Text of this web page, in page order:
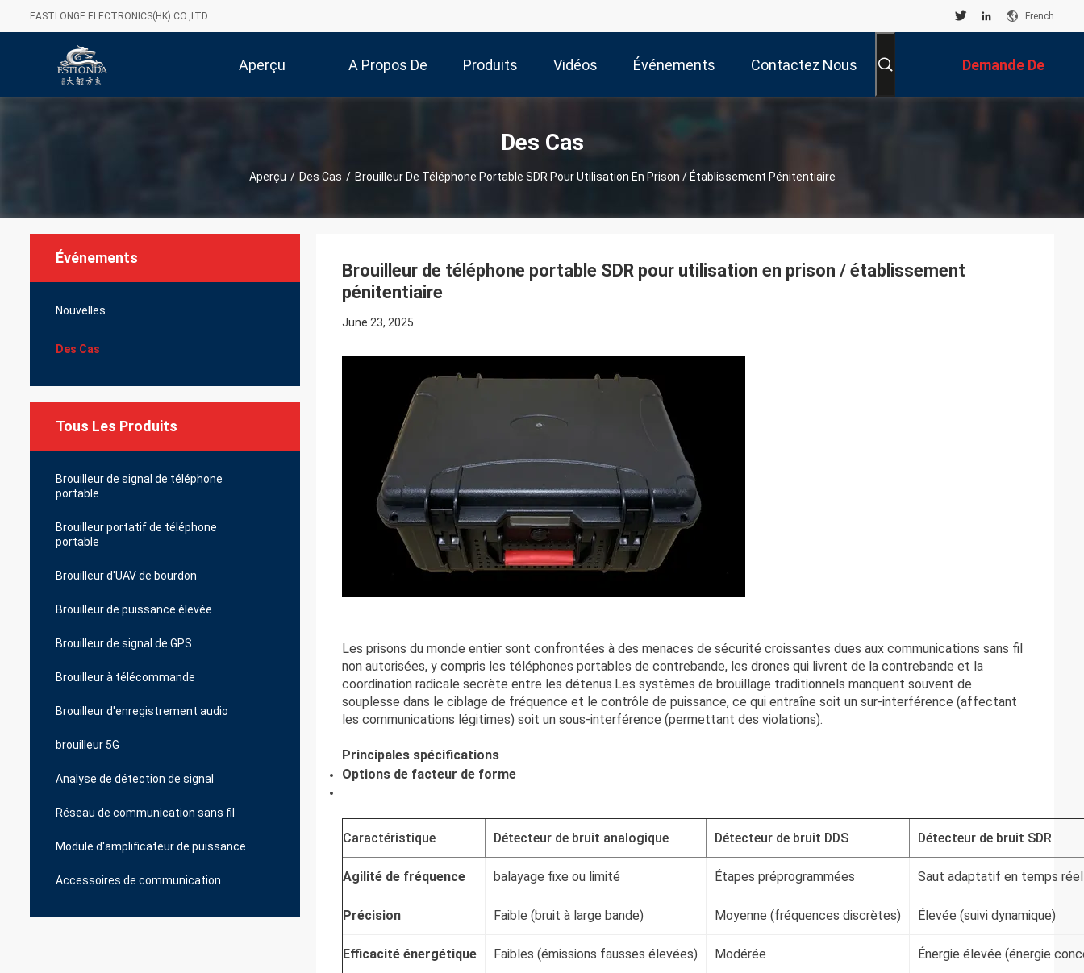
EASTLONGE ELECTRONICS(HK) CO.,LTD French
Aperçu A Propos De Produits Vidéos Événements Contactez Nous Demande De
Soumission
Des Cas
Aperçu / Des Cas / Brouilleur De Téléphone Portable SDR Pour Utilisation En Prison / Établissement Pénitentiaire
Événements
Nouvelles
Des Cas
Tous Les Produits
Brouilleur de signal de téléphone
portable
Brouilleur portatif de téléphone
portable
Brouilleur d'UAV de bourdon
Brouilleur de puissance élevée
Brouilleur de signal de GPS
Brouilleur à télécommande
Brouilleur d'enregistrement audio
brouilleur 5G
Analyse de détection de signal
Réseau de communication sans fil
Module d'amplificateur de puissance
Accessoires de communication
Brouilleur de téléphone portable SDR pour utilisation en prison / établissement
pénitentiaire
June 23, 2025
Les prisons du monde entier sont confrontées à des menaces de sécurité croissantes dues aux communications sans fil
non autorisées, y compris les téléphones portables de contrebande, les drones qui livrent de la contrebande et la
coordination radicale secrète entre les détenus.Les systèmes de brouillage traditionnels manquent souvent de
souplesse dans le ciblage de fréquence et le contrôle de puissance, ce qui entraîne soit un sur-interférence (affectant
les communications légitimes) soit un sous-interférence (permettant des violations).
Principales spécifications
Options de facteur de forme
Caractéristique Détecteur de bruit analogique Détecteur de bruit DDS Détecteur de bruit SDR
Agilité de fréquence balayage fixe ou limité Étapes préprogrammées Saut adaptatif en temps réel
Précision Faible (bruit à large bande) Moyenne (fréquences discrètes) Élevée (suivi dynamique)
Efficacité énergétique Faibles (émissions fausses élevées) Modérée Énergie élevée (énergie